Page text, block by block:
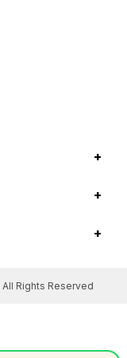
+
+
+
All Rights Reserved